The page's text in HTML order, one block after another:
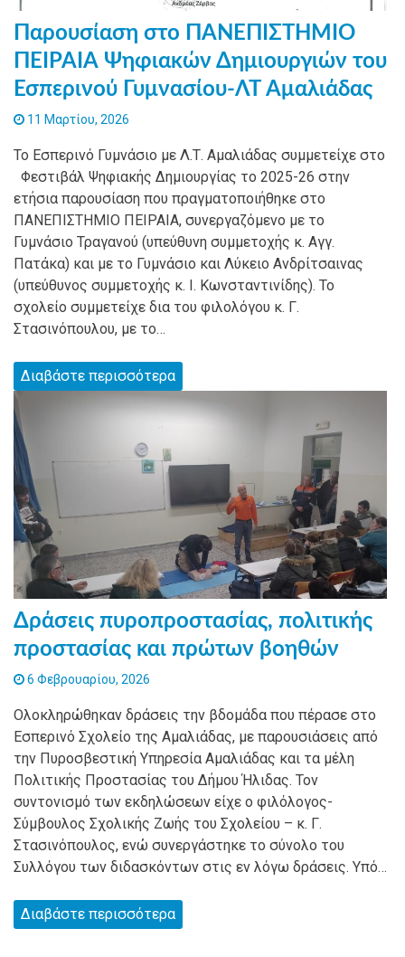
Παρουσίαση στο ΠΑΝΕΠΙΣΤΗΜΙΟ
ΠΕΙΡΑΙΑ Ψηφιακών Δημιουργιών του
Εσπερινού Γυμνασίου-ΛΤ Αμαλιάδας
11 Μαρτίου, 2026
Το Εσπερινό Γυμνάσιο με Λ.Τ. Αμαλιάδας συμμετείχε στο
Φεστιβάλ Ψηφιακής Δημιουργίας το 2025-26 στην
ετήσια παρουσίαση που πραγματοποιήθηκε στο
ΠΑΝΕΠΙΣΤΗΜΙΟ ΠΕΙΡΑΙΑ, συνεργαζόμενο με το
Γυμνάσιο Τραγανού (υπεύθυνη συμμετοχής κ. Αγγ.
Πατάκα) και με το Γυμνάσιο και Λύκειο Ανδρίτσαινας
(υπεύθυνος συμμετοχής κ. Ι. Κωνσταντινίδης). Το
σχολείο συμμετείχε δια του φιλολόγου κ. Γ.
Στασινόπουλου, με το…
Διαβάστε περισσότερα
Δράσεις πυροπροστασίας, πολιτικής
προστασίας και πρώτων βοηθών
6 Φεβρουαρίου, 2026
Ολοκληρώθηκαν δράσεις την βδομάδα που πέρασε στο
Εσπερινό Σχολείο της Αμαλιάδας, με παρουσιάσεις από
την Πυροσβεστική Υπηρεσία Αμαλιάδας και τα μέλη
Πολιτικής Προστασίας του Δήμου Ήλιδας. Τον
συντονισμό των εκδηλώσεων είχε ο φιλόλογος-
Σύμβουλος Σχολικής Ζωής του Σχολείου – κ. Γ.
Στασινόπουλος, ενώ συνεργάστηκε το σύνολο του
Συλλόγου των διδασκόντων στις εν λόγω δράσεις. Υπό…
Διαβάστε περισσότερα